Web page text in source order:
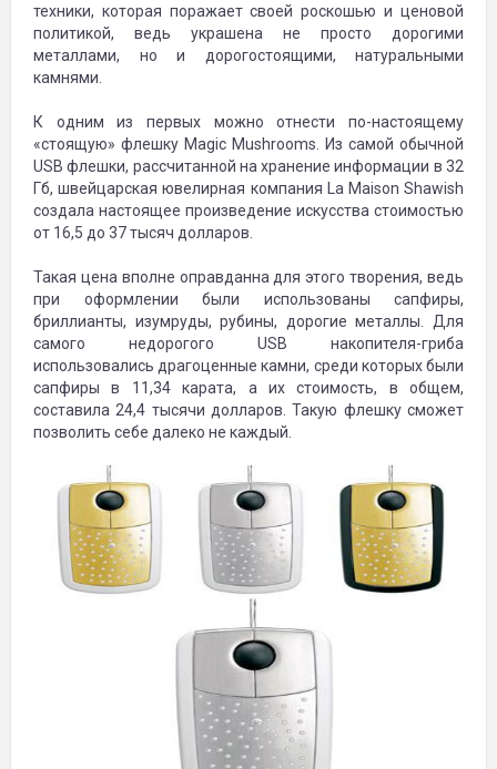
техники, которая поражает своей роскошью и ценовой
политикой, ведь украшена не просто дорогими
металлами, но и дорогостоящими, натуральными
камнями.
К одним из первых можно отнести по-настоящему
«стоящую» флешку Magic Mushrooms. Из самой обычной
USB флешки, рассчитанной на хранение информации в 32
Гб, швейцарская ювелирная компания La Maison Shawish
создала настоящее произведение искусства стоимостью
от 16,5 до 37 тысяч долларов.
Такая цена вполне оправданна для этого творения, ведь
при оформлении были использованы сапфиры,
бриллианты, изумруды, рубины, дорогие металлы. Для
самого недорогого USB накопителя-гриба
использовались драгоценные камни, среди которых были
сапфиры в 11,34 карата, а их стоимость, в общем,
составила 24,4 тысячи долларов. Такую флешку сможет
позволить себе далеко не каждый.